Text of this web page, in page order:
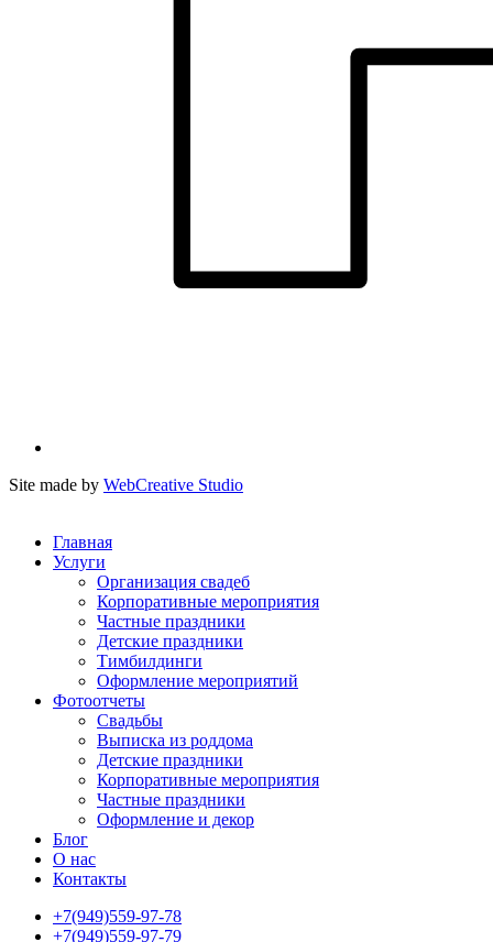
Site made by WebCreative Studio
Главная
Услуги
Организация свадеб
Корпоративные мероприятия
Частные праздники
Детские праздники
Тимбилдинги
Оформление мероприятий
Фотоотчеты
Cвадьбы
Выписка из роддома
Детские праздники
Корпоративные мероприятия
Частные праздники
Оформление и декор
Блог
О нас
Контакты
+7(949)559-97-78
+7(949)559-97-79